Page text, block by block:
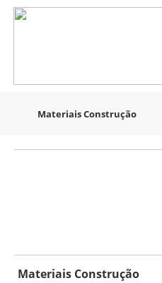
Materiais Construção
Materiais Construção